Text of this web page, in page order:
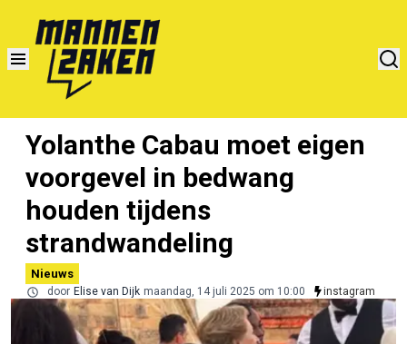
Yolanthe Cabau moet eigen
voorgevel in bedwang
houden tijdens
strandwandeling
Nieuws
door Elise van Dijk maandag, 14 juli 2025 om 10:00 instagram